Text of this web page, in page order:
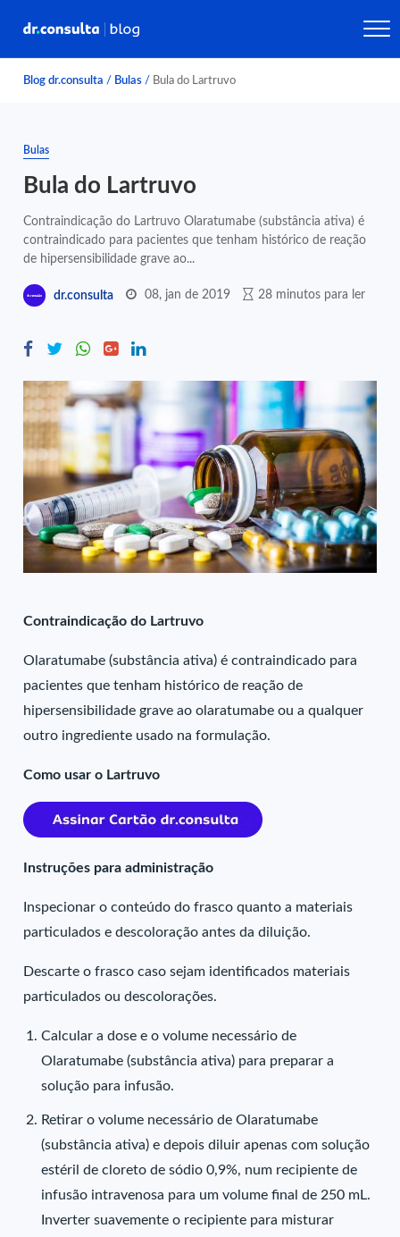
Blog dr.consulta / Bulas / Bula do Lartruvo
Bulas
Bula do Lartruvo
Contraindicação do Lartruvo Olaratumabe (substância ativa) é
contraindicado para pacientes que tenham histórico de reação
de hipersensibilidade grave ao...
dr.consulta 08, jan de 2019 28 minutos para ler
Contraindicação do Lartruvo
Olaratumabe (substância ativa) é contraindicado para
pacientes que tenham histórico de reação de
hipersensibilidade grave ao olaratumabe ou a qualquer
outro ingrediente usado na formulação.
Como usar o Lartruvo
Instruções para administração
Inspecionar o conteúdo do frasco quanto a materiais
particulados e descoloração antes da diluição.
Descarte o frasco caso sejam identificados materiais
particulados ou descolorações.
Calcular a dose e o volume necessário de
Olaratumabe (substância ativa) para preparar a
solução para infusão.
Retirar o volume necessário de Olaratumabe
(substância ativa) e depois diluir apenas com solução
estéril de cloreto de sódio 0,9%, num recipiente de
infusão intravenosa para um volume final de 250 mL.
Inverter suavemente o recipiente para misturar